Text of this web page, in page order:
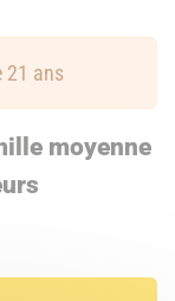
21 ans
moyenne